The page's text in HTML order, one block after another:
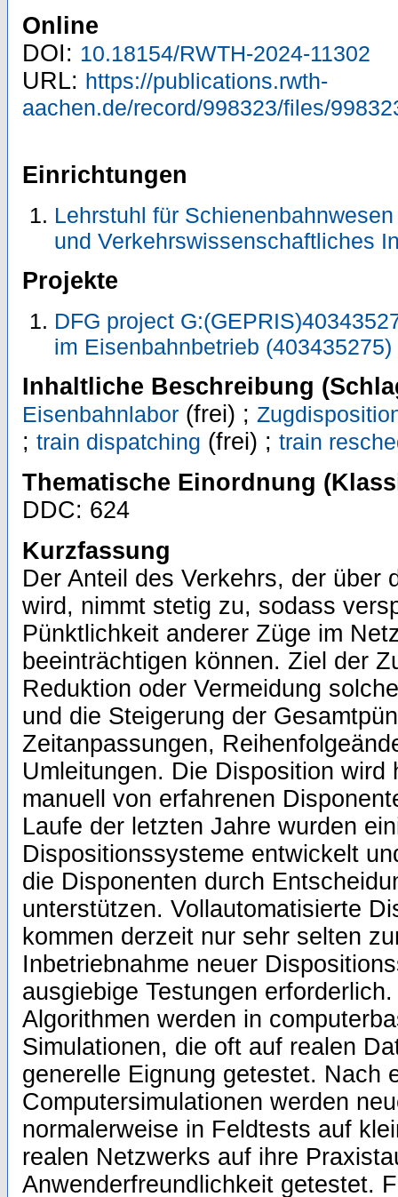
Online
DOI: 10.18154/RWTH-2024-11302
URL: https://publications.rwth-
aachen.de/record/998323/files/
Einrichtungen
Lehrstuhl für
und Verkehrswissenschaftliches
Projekte
DFG project
im Eisenbahnbetrieb
Inhaltliche Beschreibung
Eisenbahnlabor (frei) ;
; train dispatching (frei) ; train
Thematische Einordnung
DDC: 624
Kurzfassung
Der Anteil des Verkehrs, der über
wird, nimmt stetig zu, sodass
Pünktlichkeit anderer Züge im
beeinträchtigen können. Ziel der
Reduktion oder Vermeidung
und die Steigerung der
Zeitanpassungen,
Umleitungen. Die Disposition wird
manuell von erfahrenen
Laufe der letzten Jahre wurden
Dispositionssysteme entwickelt
die Disponenten durch
unterstützen. Vollautomatisierte
kommen derzeit nur sehr selten
Inbetriebnahme neuer
ausgiebige Testungen
Algorithmen werden in
Simulationen, die oft auf realen
generelle Eignung getestet. Nach
Computersimulationen werden
normalerweise in Feldtests auf
realen Netzwerks auf ihre
Anwenderfreundlichkeit getestet.